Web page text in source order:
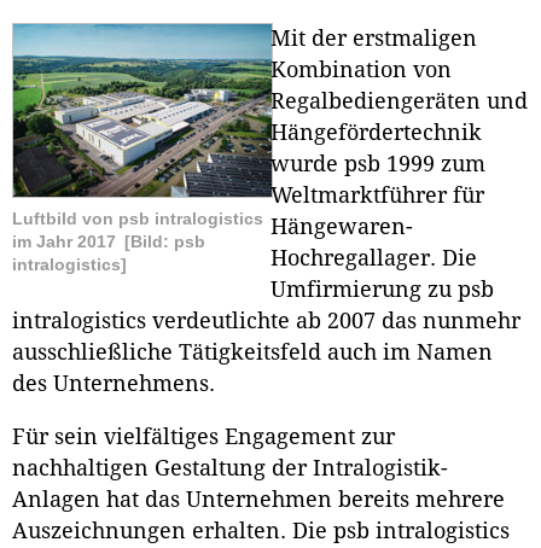
Luftbild von psb intralogistics
im Jahr 2017 [Bild: psb
intralogistics]
Mit der erstmaligen
Kombination von
Regalbediengeräten und
Hängefördertechnik
wurde psb 1999 zum
Weltmarktführer für
Hängewaren-
Hochregallager. Die
Umfirmierung zu psb
intralogistics verdeutlichte ab 2007 das nunmehr
ausschließliche Tätigkeitsfeld auch im Namen
des Unternehmens.
Für sein vielfältiges Engagement zur
nachhaltigen Gestaltung der Intralogistik-
Anlagen hat das Unternehmen bereits mehrere
Auszeichnungen erhalten. Die psb intralogistics